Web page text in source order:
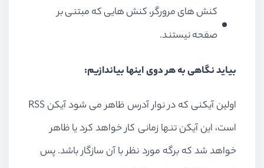
کنش های مرورگر، کنش هایی که مبتنی بر
صفحه نیستند.
بیاید نگاهی به هر دوی اینها بیاندازیم:
اولین آیکنی که در نوار آدرس ظاهر می شود آیکن RSS
است، این آیکن تنها زمانی کار خواهد کرد یا ظاهر
خواهد شد که برگه مورد نظر با آن سازگار باشد. پس